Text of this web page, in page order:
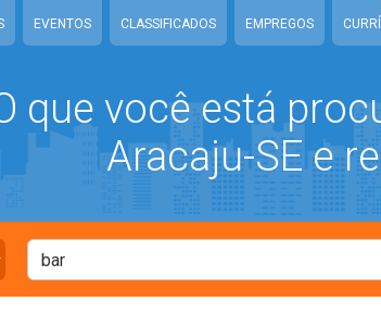
EVENTOS CLASSIFICADOS EMPREGOS
que você está
Aracaju-SE e